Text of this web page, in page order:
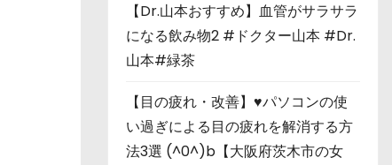
【Dr.山本おすすめ】血管がサラサラ
になる飲み物2 #ドクター山本 #Dr.
山本#緑茶
【目の疲れ・改善】♥パソコンの使
い過ぎによる目の疲れを解消する方
法3選 (^0^)b【大阪府茨木市の女